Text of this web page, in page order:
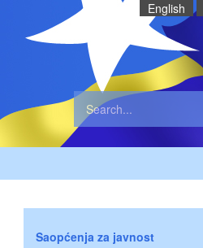
English
Saopćenja za javnost